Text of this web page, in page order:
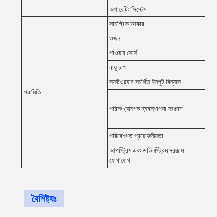
অপারেটিং সিস্টেম
পরামিতি
সামগ্রিক আকার
ওজন
পাওয়ার সোর্স
বায়ু চাপ
সফটওয়্যার সমর্থিত ইনপুট বিন্যাস
পরিসংখ্যানগত ব্যবস্থাপনা সরঞ্জাম
পরিবেশগত প্রয়োজনীয়তা
আপস্ট্রিম এবং ডাউনস্ট্রিম সরঞ্জাম
যোগাযোগ
বৈশিষ্ট্যঃ